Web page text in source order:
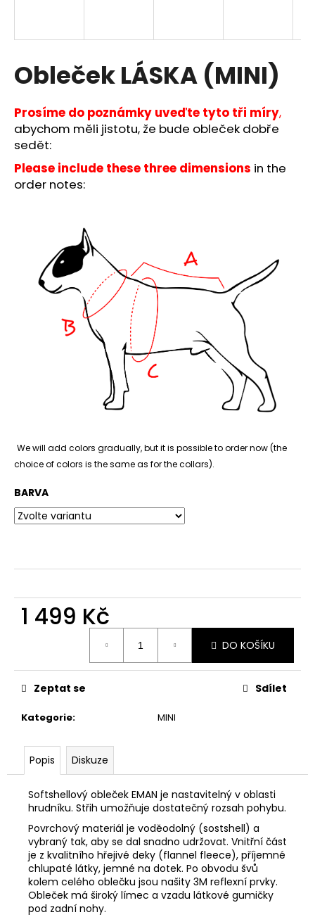
Obleček LÁSKA (MINI)
Prosíme do poznámky uveďte tyto tři míry,
abychom měli jistotu, že bude obleček dobře
sedět:
Please include these three dimensions in the
order notes:
We will add colors gradually, but it is possible to order now (the
choice of colors is the same as for the collars).
BARVA
1 499 Kč
DO KOŠÍKU
Kategorie: MINI
Zeptat se Sdílet
Popis Diskuze
Softshellový obleček EMAN je nastavitelný v oblasti
hrudníku. Střih umožňuje dostatečný rozsah pohybu.
Povrchový materiál je voděodolný (sostshell) a
vybraný tak, aby se dal snadno udržovat. Vnitřní část
je z kvalitního hřejivé deky (flannel fleece), příjemné
chlupaté látky, jemné na dotek. Po obvodu švů
kolem celého oblečku jsou našity 3M reflexní prvky.
Obleček má široký límec a vzadu látkové gumičky
pod zadní nohy.
j
t
?
HLEDAT